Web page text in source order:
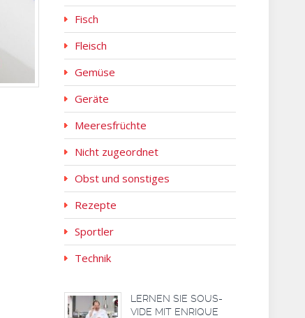
Fisch
Fleisch
Gemüse
Geräte
Meeresfrüchte
Nicht zugeordnet
Obst und sonstiges
Rezepte
Sportler
Technik
LERNEN SIE SOUS-
VIDE MIT ENRIQUE